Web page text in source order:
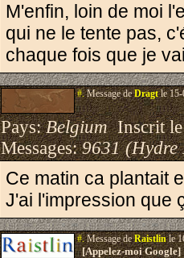
M'enfin, loin de moi
qui ne le tente pas,
chaque fois que je
#.Message deDragtle 15-
Pays:BelgiumInscrit
Messages:9631 (Hydre
Ce matin ca plantait
J'ai l'impression que
#.Message deRaistlinle
[Appelez-moi